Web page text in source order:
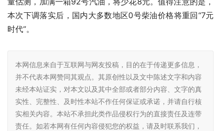
本次下调落实后，国内大多数地区0号柴油价格将重回“7元
时代”。
本网信息来自于互联网与网友投稿，目的在于传递更多信息，
并不代表本网赞同其观点。其原创性以及文中陈述文字和内容
未经本站证实，对本文以及其中全部或者部分内容、文字的真
实性、完整性、及时性本站不作任何保证或承诺，并请自行核
实相关内容。本站不承担此类作品侵权行为的直接责任及连带
责任。如若本网有任何内容侵犯您的权益，请及时联系我们，